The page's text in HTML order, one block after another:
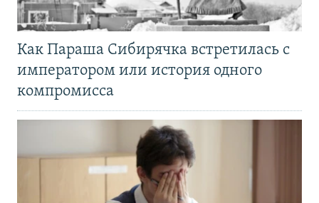
Как Параша Сибирячка встретилась с
императором или история одного
компромисса